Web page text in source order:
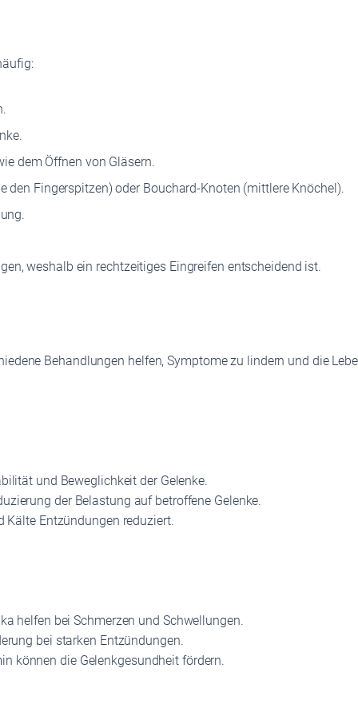
dem Öffnen von Gläsern.
Fingerspitzen) oder Bouchard-Knoten (mittlere Knöchel).
weshalb ein rechtzeitiges Eingreifen entscheidend ist.
Behandlungen helfen, Symptome zu lindern und die
und Beweglichkeit der Gelenke.
der Belastung auf betroffene Gelenke.
Kälte Entzündungen reduziert.
helfen bei Schmerzen und Schwellungen.
bei starken Entzündungen.
können die Gelenkgesundheit fördern.